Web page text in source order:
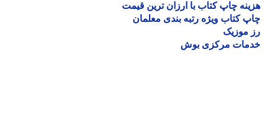
چاپ کتاب با ارزان ترین قیمت
کتاب ویژه رتبه بندی معلمان
موزیک
مرکزی بوش